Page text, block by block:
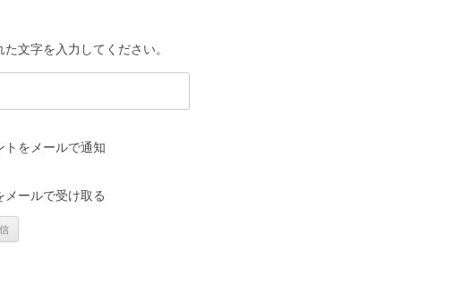
文字を入力してください。
トをメールで通知
メールで受け取る